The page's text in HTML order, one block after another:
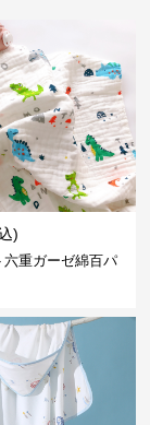
)
六重ガーゼ綿百パ